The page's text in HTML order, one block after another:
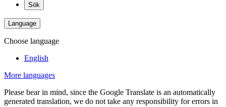
Sök
Language
Choose language
English
More languages
Please bear in mind, since the Google Translate is an automatically
generated translation, we do not take any responsibility for errors in